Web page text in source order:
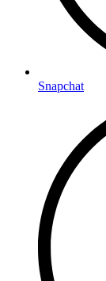
Snapchat